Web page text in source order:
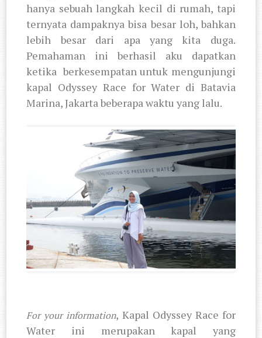
hanya sebuah langkah kecil di rumah, tapi
ternyata dampaknya bisa besar loh, bahkan
lebih besar dari apa yang kita duga.
Pemahaman ini berhasil aku dapatkan
ketika berkesempatan untuk mengunjungi
kapal Odyssey Race for Water di Batavia
Marina, Jakarta beberapa waktu yang lalu.
For your information, Kapal Odyssey Race for
Water ini merupakan kapal yang